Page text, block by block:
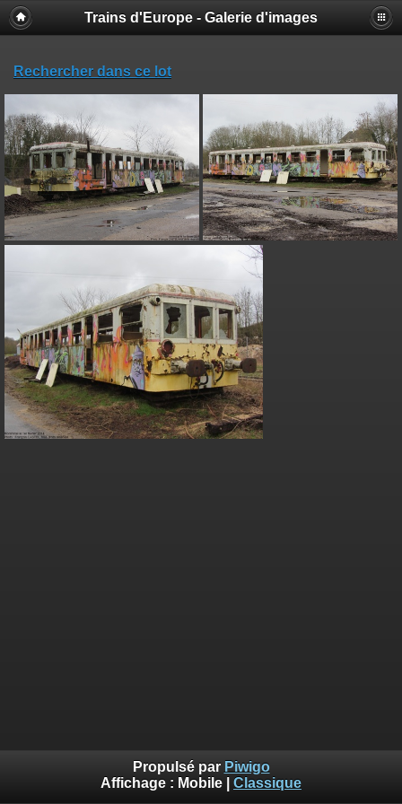
Trains d'Europe - Galerie d'images
Rechercher dans ce lot
Propulsé par Piwigo
Affichage : Mobile Classique